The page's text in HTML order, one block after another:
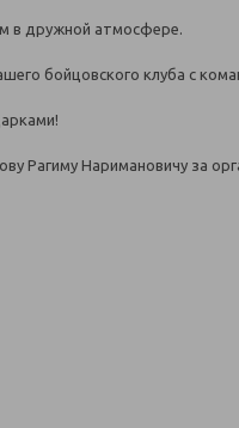
в дружной атмосфере.
бойцовского клуба с
Рагиму Наримановичу за